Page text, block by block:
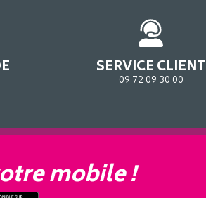
SERVICE CLIENT
09 72 09 30 00
mobile !